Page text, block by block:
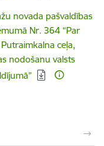
novada pašvaldības
Nr. 364 “Par
ceļa,
nodošanu valsts